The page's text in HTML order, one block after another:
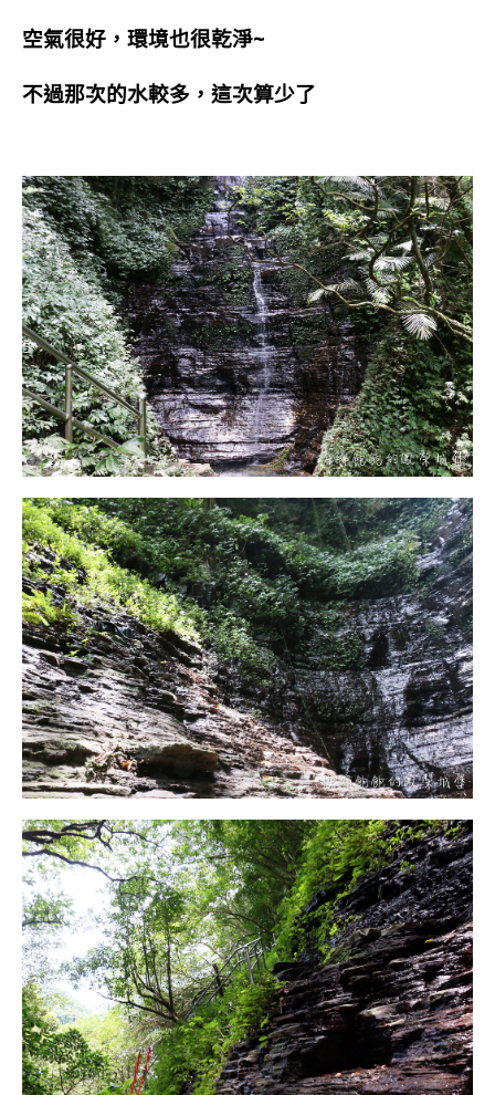
空氣很好，環境也很乾淨~
不過那次的水較多，這次算少了